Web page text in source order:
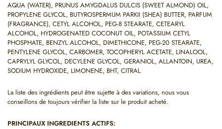
AQUA (WATER), PRUNUS AMYGDALUS DULCIS (SWEET ALMOND) OIL,
PROPYLENE GLYCOL, BUTYROSPERMUM PARKII (SHEA) BUTTER, PARFUM
(FRAGRANCE), CETYL ALCOHOL, PEG-8 STEARATE, CETEARYL
ALCOHOL, HYDROGENATED COCONUT OIL, POTASSIUM CETYL
PHOSPHATE, BENZYL ALCOHOL, DIMETHICONE, PEG-20 STEARATE,
PENTYLENE GLYCOL, CARBOMER, TOCOPHERYL ACETATE, LINALOOL,
CAPRYLYL GLYCOL, DECYLENE GLYCOL, GERANIOL, ALLANTOIN, UREA,
SODIUM HYDROXIDE, LIMONENE, BHT, CITRAL
La liste des ingrédients peut être sujette à des variations, nous vous
conseillons de toujours vérifier la liste sur le produit acheté.
PRINCIPAUX INGREDIENTS ACTIFS: